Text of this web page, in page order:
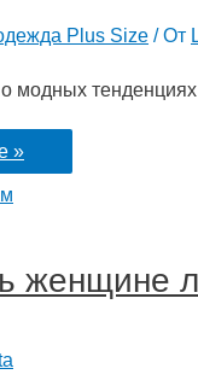
Plus Size / От
модных
»
женщине